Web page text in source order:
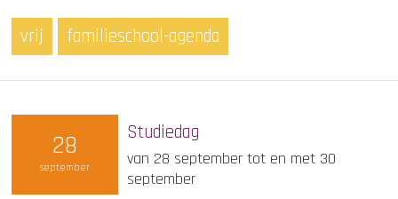
vrij familieschool-agenda
28
september
Studiedag
van 28 september tot en met 30
september